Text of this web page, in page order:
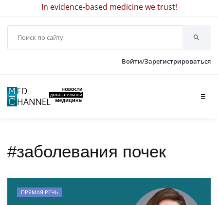
In evidence-based medicine we trust!
Войти/Зарегистрироваться
☰
#заболевания почек
ПРЯМАЯ РЕЧЬ